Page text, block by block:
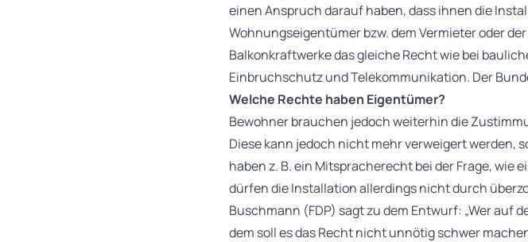
einen Anspruch darauf haben, dass ihnen die
Wohnungseigentümer bzw. dem Vermieter oder
Balkonkraftwerke das gleiche Recht wie bei
Einbruchschutz und Telekommunikation. Der
Welche Rechte haben Eigentümer?
Bewohner brauchen jedoch weiterhin die
Diese kann jedoch nicht mehr verweigert werden,
haben z. B. ein Mitspracherecht bei der Frage, wie
dürfen die Installation allerdings nicht durch
Buschmann (FDP) sagt zu dem Entwurf: „Wer auf
dem soll es das Recht nicht unnötig schwer